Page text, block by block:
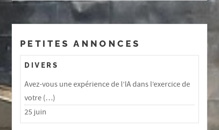
PETITES ANNONCES
DIVERS
Avez-vous une expérience de l’IA dans l’exercice de
votre (…)
25 juin